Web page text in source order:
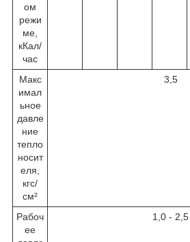
ом
режи
ме,
кКал/
час
Макс
имал
ьное
давле
ние
тепло
носит
еля,
кгс/
см²
3,5
Рабоч
ее
1,0 - 2,5